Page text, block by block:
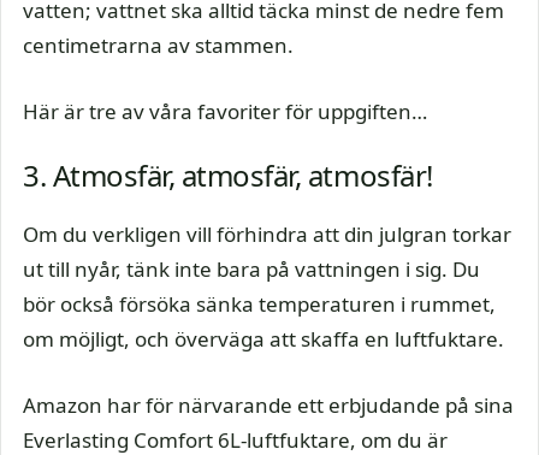
vatten; vattnet ska alltid täcka minst de nedre fem
centimetrarna av stammen.
Här är tre av våra favoriter för uppgiften…
3. Atmosfär, atmosfär, atmosfär!
Om du verkligen vill förhindra att din julgran torkar
ut till nyår, tänk inte bara på vattningen i sig. Du
bör också försöka sänka temperaturen i rummet,
om möjligt, och överväga att skaffa en luftfuktare.
Amazon har för närvarande ett erbjudande på sina
Everlasting Comfort 6L-luftfuktare, om du är